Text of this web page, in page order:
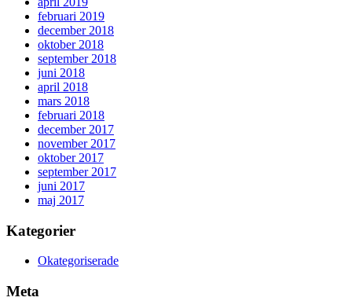
februari 2019
december 2018
oktober 2018
september 2018
juni 2018
april 2018
mars 2018
februari 2018
december 2017
november 2017
oktober 2017
september 2017
juni 2017
maj 2017
Kategorier
Okategoriserade
Meta